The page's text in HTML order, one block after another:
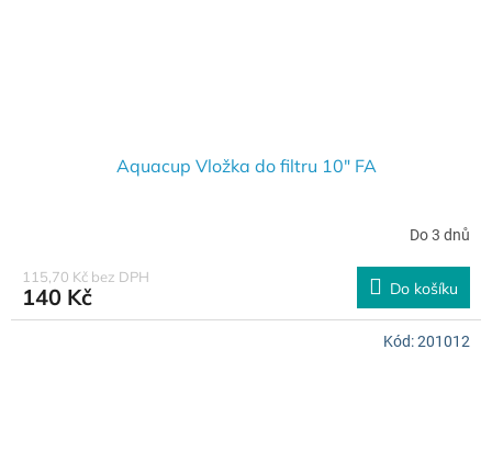
Aquacup Vložka do filtru 10" FA
Do 3 dnů
115,70 Kč bez DPH
140 Kč Do košíku
Kód:201012